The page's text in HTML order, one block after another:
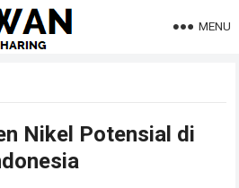
MENU
Nikel Potensial di